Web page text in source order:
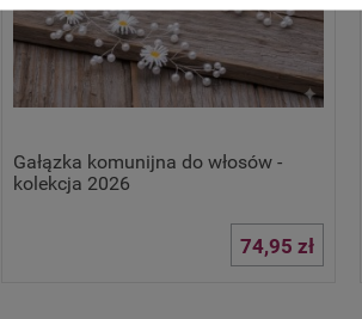
Gałązka komunijna do włosów -
kolekcja 2026
74,95 zł